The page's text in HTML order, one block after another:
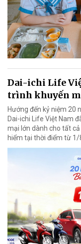
Dai-ichi Life
trình khuyến
Hướng đến kỷ niệm
Dai-ichi Life Việt Nam
mại lớn dành cho tất
hiểm tại thời điểm từ